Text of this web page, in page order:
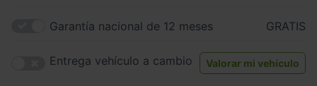
Garantía nacional de 12 meses GRATIS
Entrega vehículo a cambio Valorar mi vehículo